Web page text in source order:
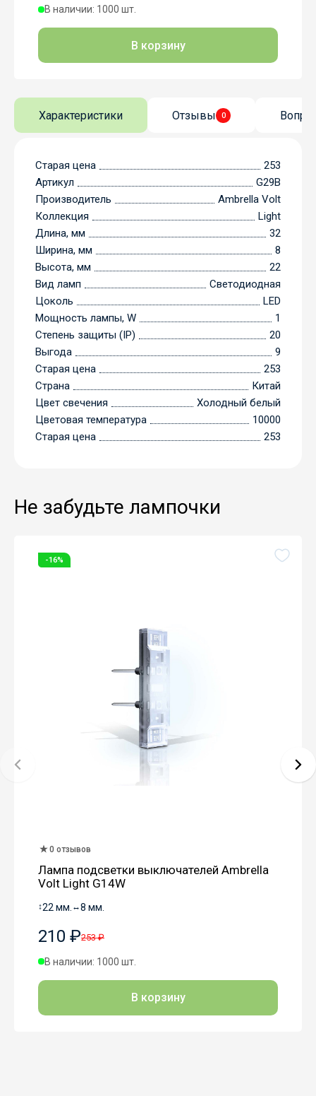
В наличии: 1000 шт.
В корзину
Характеристики Отзывы 0
Старая цена
253
Артикул
G29B
Производитель
Ambrella Volt
Коллекция
Light
Длина, мм
32
Ширина, мм
8
Высота, мм
22
Вид ламп
Светодиодная
Цоколь
LED
Мощность лампы, W
1
Степень защиты (IP)
20
Выгода
9
Старая цена
253
Страна
Китай
Цвет свечения
Холодный белый
Цветовая температура
10000
Старая цена
253
Не забудьте лампочки
-16%
0 отзывов
Лампа подсветки выключателей Ambrella
Volt Light G14W
↕22 мм. ↔8 мм.
210 ₽253 ₽
В наличии: 1000 шт.
В корзину